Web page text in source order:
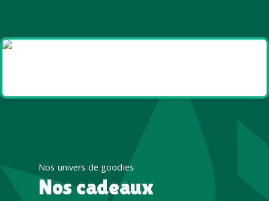
Nos univers de goodies
Nos cadeaux